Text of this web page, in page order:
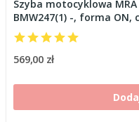
Szyba motocyklowa MRA
BMW247(1) -, forma ON,
569,00 zł